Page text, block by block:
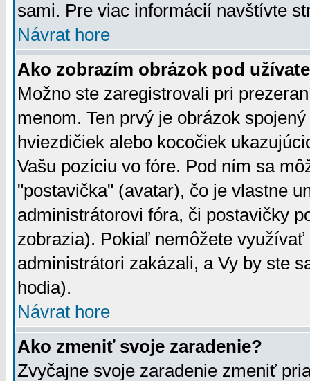
sami. Pre viac informácií navštívte
Návrat hore
Ako zobrazím obrázok pod
Možno ste zaregistrovali pri
menom. Ten prvý je obrázok
hviezdičiek alebo kocočiek
Vašu pozíciu vo fóre. Pod ním sa
"postavička" (avatar), čo je vlastne
administrátorovi fóra, či postavičky
zobrazia). Pokiaľ nemôžete
administrátori zakázali, a Vy by ste
hodia).
Návrat hore
Ako zmeniť svoje zaradenie?
Zvyčajne svoje zaradenie zmeniť